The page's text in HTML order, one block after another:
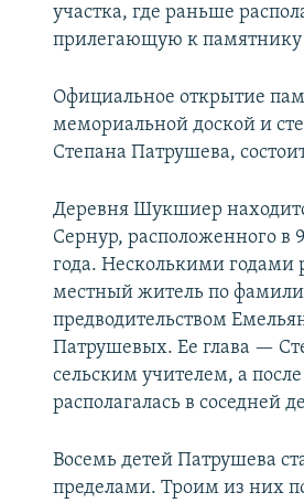
участка, где раньше
прилегающую к памятнику
Официальное открытие
мемориальной доской и
Степана Патрушева,
Деревня Шукшиер
Сернур, расположенного в
года. Несколькими годами
местный житель по
предводительством
Патрушевых. Ее глава —
сельским учителем, а
располагалась в соседней
Восемь детей Патрушева
пределами. Троим из них